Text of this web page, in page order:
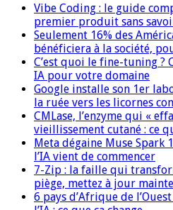
Vibe Coding : le guide
premier produit sans
Seulement 16% des
bénéficiera à la société,
C’est quoi le fine-tuning ?
IA pour votre domaine
Google installe son 1er
la ruée vers les licornes
CMLase, l’enzyme qui «
vieillissement cutané : ce
Meta dégaine Muse Spark
l’IA vient de commencer
7-Zip : la faille qui
piège, mettez à jour
6 pays d’Afrique de